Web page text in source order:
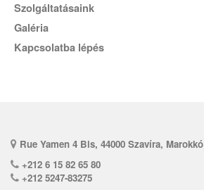
Szolgáltatásaink
Galéria
Kapcsolatba lépés
Rue Yamen 4 Bis, 44000 Szavíra, Marokkó
+212 6 15 82 65 80
+212 5247-83275